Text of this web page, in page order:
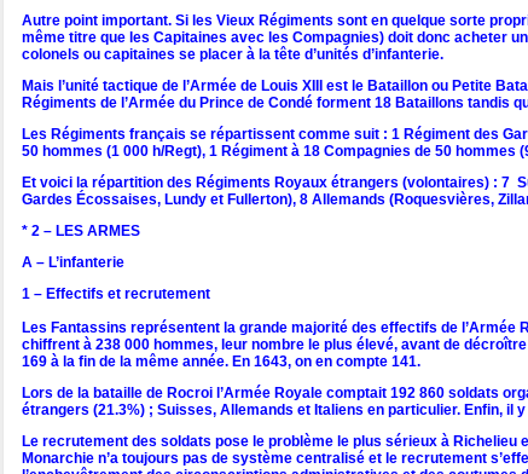
Autre point important. Si les Vieux Régiments sont en quelque sorte
même titre que les Capitaines avec les Compagnies) doit donc acheter
colonels ou capitaines se placer à la tête d’unités d’infanterie.
Mais l’unité tactique de l’Armée de Louis XIII est le Bataillon ou Petite
Régiments de l’Armée du Prince de Condé forment 18 Bataillons tandis
Les Régiments français se répartissent comme suit : 1 Régiment des
50 hommes (1 000 h/Regt), 1 Régiment à 18 Compagnies de 50
Et voici la répartition des Régiments Royaux étrangers (volontaires) : 7
Gardes Écossaises, Lundy et Fullerton), 8 Allemands (Roquesvières,
* 2 – LES ARMES
A – L’infanterie
1 – Effectifs et recrutement
Les Fantassins représentent la grande majorité des effectifs de l’Armée
chiffrent à 238 000 hommes, leur nombre le plus élevé, avant de
169 à la fin de la même année. En 1643, on en compte 141.
Lors de la bataille de Rocroi l’Armée Royale comptait 192 860 soldats
étrangers (21.3%) ; Suisses, Allemands et Italiens en particulier. Enfin, il
Le recrutement des soldats pose le problème le plus sérieux à Richelieu
Monarchie n’a toujours pas de système centralisé et le recrutement